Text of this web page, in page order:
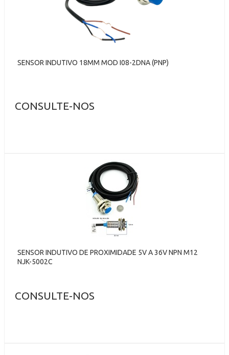
SENSOR INDUTIVO 18MM MOD I08-2DNA (PNP)
CONSULTE-NOS
SENSOR INDUTIVO DE PROXIMIDADE 5V A 36V NPN M12
NJK-5002C
CONSULTE-NOS